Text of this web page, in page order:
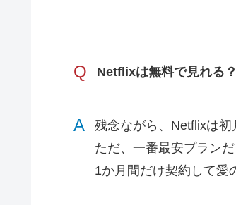
Q Netflixは無料で見れる？
A
残念ながら、Netflixは初
ただ、一番最安プランだ
1か月間だけ契約して愛